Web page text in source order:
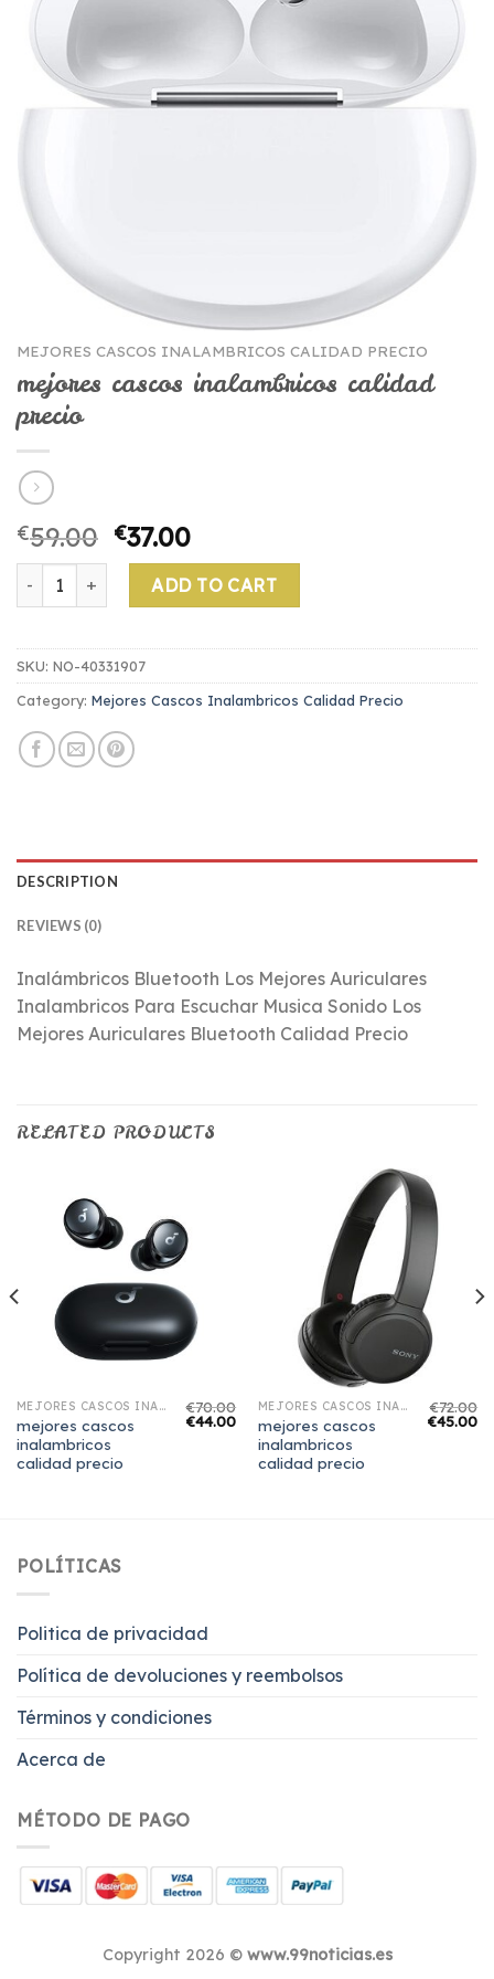
MEJORES CASCOS INALAMBRICOS CALIDAD PRECIO
mejores cascos inalambricos calidad
precio
€59.00 €37.00
mejores cascos inalambricos calidad precio quantity
ADD TO CART
SKU: NO-40331907
Category: Mejores Cascos Inalambricos Calidad Precio
DESCRIPTION
REVIEWS (0)
Inalámbricos Bluetooth Los Mejores Auriculares
Inalambricos Para Escuchar Musica Sonido Los
Mejores Auriculares Bluetooth Calidad Precio
RELATED PRODUCTS
MEJORES CASCOS INALAMBRICOS CALIDAD PRECIO
mejores cascos
inalambricos
calidad precio
€70.00
€44.00
MEJORES CASCOS INALAMBRICOS CALIDAD PRECIO
mejores cascos
inalambricos
calidad precio
€72.00
€45.00
POLÍTICAS
Politica de privacidad
Política de devoluciones y reembolsos
Términos y condiciones
Acerca de
MÉTODO DE PAGO
Copyright 2026 © www.99noticias.es